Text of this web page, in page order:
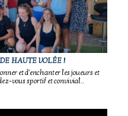
HAUTE VOLÉE !
et d'enchanter les joueurs et
vous sportif et convivial..